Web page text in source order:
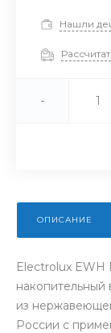
Нашли
-
ОПИСАНИЕ
Electrolux EWH
накопительный
из
России с